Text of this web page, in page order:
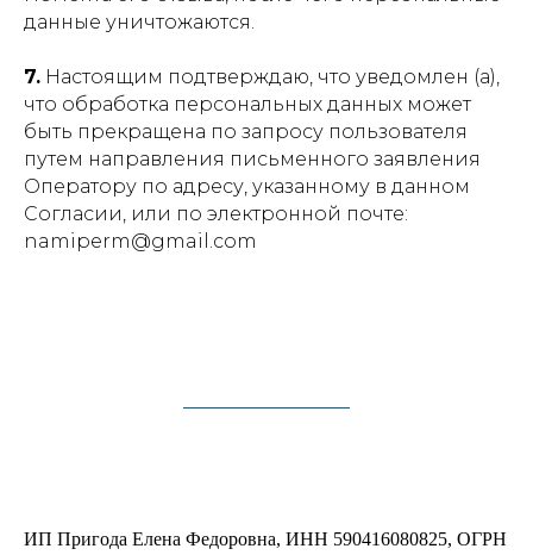
данные уничтожаются.
7. Настоящим подтверждаю, что уведомлен (а),
что обработка персональных данных может
быть прекращена по запросу пользователя
путем направления письменного заявления
Оператору по адресу, указанному в данном
Согласии, или по электронной почте:
namiperm@gmail.com
ИП Пригода Елена Федоровна, ИНН 590416080825, ОГРН